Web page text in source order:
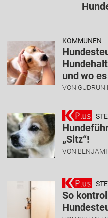
KOMMUNEN
und wo
VON GUDRUN
„Sitz“!
VON
So